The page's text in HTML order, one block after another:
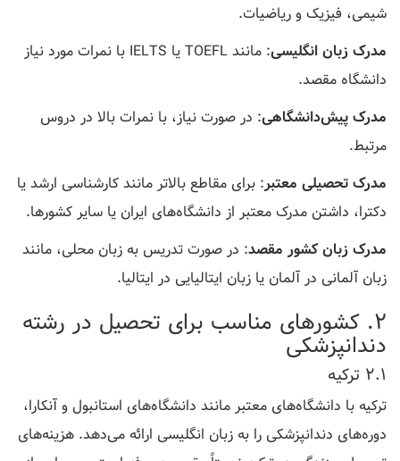
شیمی، فیزیک و ریاضیات.
مدرک زبان انگلیسی
: مانند TOEFL یا IELTS با نمرات مورد نیاز
دانشگاه مقصد.
مدرک پیش‌دانشگاهی: در صورت نیاز، با نمرات بالا در دروس
مرتبط.
مدرک تحصیلی معتبر: برای مقاطع بالاتر مانند کارشناسی ارشد یا
دکترا، داشتن مدرک معتبر از دانشگاه‌های ایران یا سایر کشورها.
مدرک زبان کشور مقصد: در صورت تدریس به زبان محلی، مانند
زبان آلمانی در آلمان یا زبان ایتالیایی در ایتالیا.
2. کشورهای مناسب برای تحصیل در رشته
دندانپزشکی
2.1 ترکیه
ترکیه با دانشگاه‌های معتبر مانند دانشگاه‌های استانبول و آنکارا،
دوره‌های دندانپزشکی را به زبان انگلیسی ارائه می‌دهد. هزینه‌های